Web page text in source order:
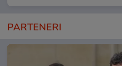
PARTENERI